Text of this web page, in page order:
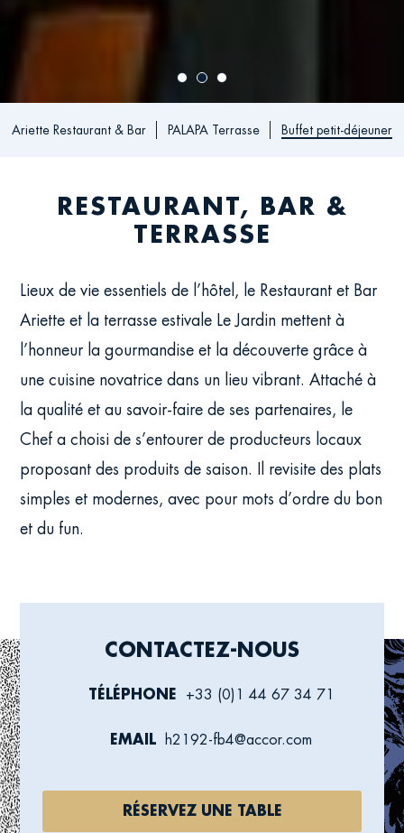
Ariette Restaurant & Bar PALAPA Terrasse Buffet petit-déjeuner
RESTAURANT, BAR &
TERRASSE
Lieux de vie essentiels de l’hôtel, le Restaurant et Bar
Ariette et la terrasse estivale Le Jardin mettent à
l’honneur la gourmandise et la découverte grâce à
une cuisine novatrice dans un lieu vibrant. Attaché à
la qualité et au savoir-faire de ses partenaires, le
Chef a choisi de s’entourer de producteurs locaux
proposant des produits de saison. Il revisite des plats
simples et modernes, avec pour mots d’ordre du bon
et du fun.
CONTACTEZ-NOUS
Call
TÉLÉPHONE +33 (0)1 44 67 34 71
Send
an
email
EMAIL h2192-fb4@accor.com
RÉSERVEZ UNE TABLE